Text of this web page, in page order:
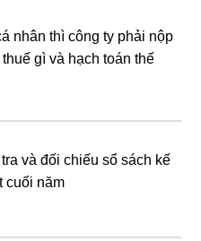
nhân thì công ty phải nộp
gì và hạch toán thế
và đối chiếu sổ sách kế
cuối năm